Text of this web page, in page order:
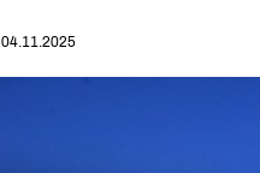
04.11.2025